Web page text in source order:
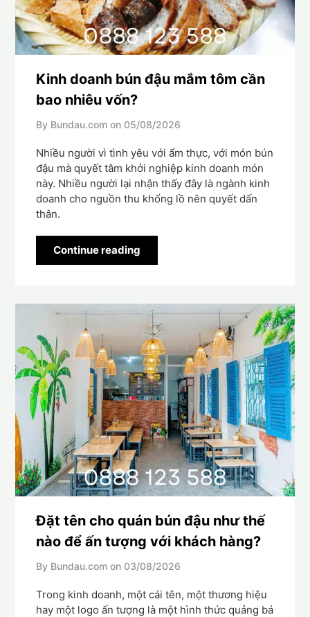
Kinh doanh bún đậu mắm tôm cần
bao nhiêu vốn?
By Bundau.com on 05/08/2026
Nhiều người vì tình yêu với ẩm thực, với món bún
đậu mà quyết tâm khởi nghiệp kinh doanh món
này. Nhiều người lại nhận thấy đây là ngành kinh
doanh cho nguồn thu khổng lồ nên quyết dấn
thân.
Continue reading
Đặt tên cho quán bún đậu như thế
nào để ấn tượng với khách hàng?
By Bundau.com on 03/08/2026
Trong kinh doanh, một cái tên, một thương hiệu
hay một logo ấn tượng là một hình thức quảng bá